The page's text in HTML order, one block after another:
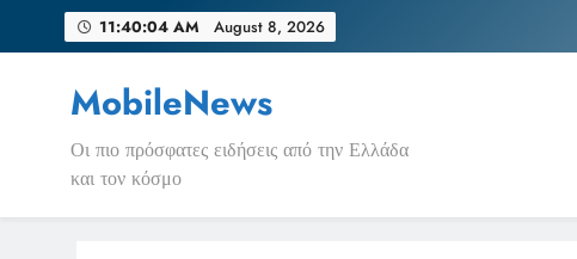
11:40:04 AM August 8, 2026
MobileNews
Οι πιο πρόσφατες ειδήσεις από την Ελλάδα
και τον κόσμο